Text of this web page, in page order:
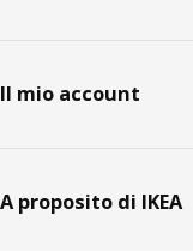
Il mio account
A proposito di IKEA